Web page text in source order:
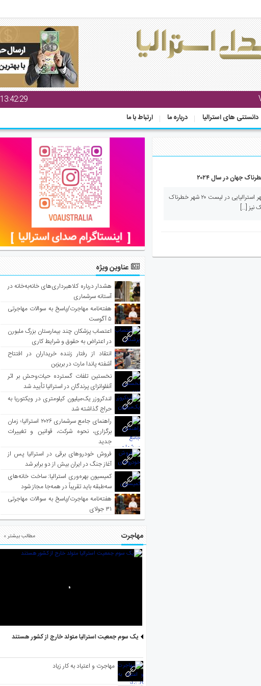
13:42:29
دانستنی های استرالیا درباره ما ارتباط با ما
صدای استرالیا – آلیس اسپرینگز، تنها شهر استرالیایی در لیست ۲۰ شهر خطرناک
نیز […]
عناوین ویژه
هشدار درباره کلاهبرداری‌های خانه‌به‌خانه در
آستانه سرشماری
هفته‌نامه مهاجرت/پاسخ به سوالات مهاجرتی
۵ آگوست
اعتصاب پزشکان چند بیمارستان بزرگ ملبورن
در اعتراض به حقوق و شرایط کاری
انتقاد از رفتار زننده خریداران در افتتاح
آشفته پاندا مارت در بریزبن
نخستین تلفات گسترده حیات‌وحش بر اثر
آنفلوانزای پرندگان در استرالیا تأیید شد
لندکروزر یک‌میلیون کیلومتری در ویکتوریا به
حراج گذاشته شد
راهنمای جامع سرشماری ۲۰۲۶ استرالیا؛ زمان
برگزاری، نحوه شرکت، قوانین و تغییرات
جدید
فروش خودروهای برقی در استرالیا پس از
آغاز جنگ در ایران بیش از دو برابر شد
کمیسیون بهره‌وری استرالیا: ساخت خانه‌های
سه‌طبقه باید تقریباً در همه‌جا مجاز شود
هفته‌نامه مهاجرت/پاسخ به سوالات مهاجرتی
۳۱ جولای
مهاجرت مطالب بیشتر »
یک سوم جمعیت استرالیا متولد خارج از کشور هستند
مهاجرت و اعتیاد به کار زیاد